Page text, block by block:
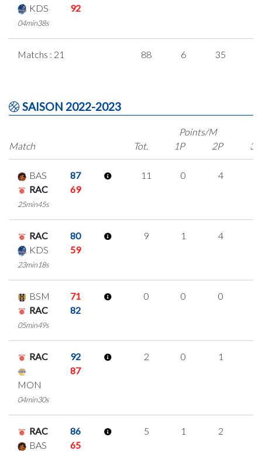
KDS 92
04min38s
Matchs : 21 88 6 35
SAISON 2022-2023
Match
Points/M
Tot.
1P 2P 3P
BAS
87
RAC
69
25min45s
11 0 4
RAC
80
KDS
59
23min18s
9 1 4
BSM
71
RAC
82
05min49s
0 0 0
RAC 92
MON
87
04min30s
2 0 1
RAC
86
BAS
65
5 1 2